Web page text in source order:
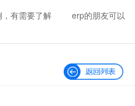
，有需要了解 erp的朋友可以